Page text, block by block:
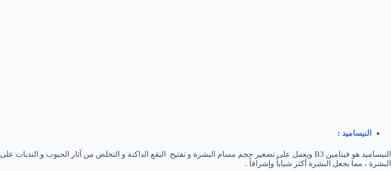
النيساميد :
النيساميد هو فيتامين B3 ويعمل على تصغير حجم مسام البشرة و تفتيح البقع الداكنة و التخلص من آثار الحبوب و الندبات على
البشرة ، مما يجعل البشرة أكثر شباباً وإشراقاً .